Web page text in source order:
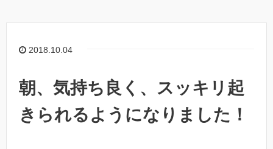
2018.10.04
朝、気持ち良く、スッキリ起
きられるようになりました！